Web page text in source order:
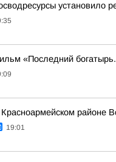
установило
«Последний
районе
19:01